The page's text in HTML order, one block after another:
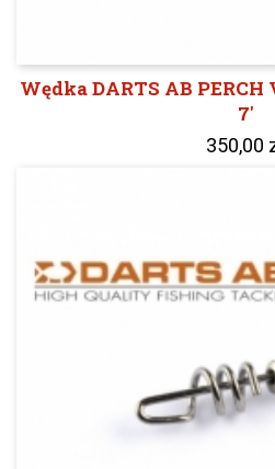
Wędka DARTS AB
7'
350,00